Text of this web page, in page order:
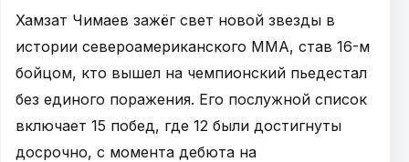
Хамзат Чимаев зажёг свет новой звезды в
истории североамериканского ММА, став 16-м
бойцом, кто вышел на чемпионский пьедестал
без единого поражения. Его послужной список
включает 15 побед, где 12 были достигнуты
досрочно, с момента дебюта на